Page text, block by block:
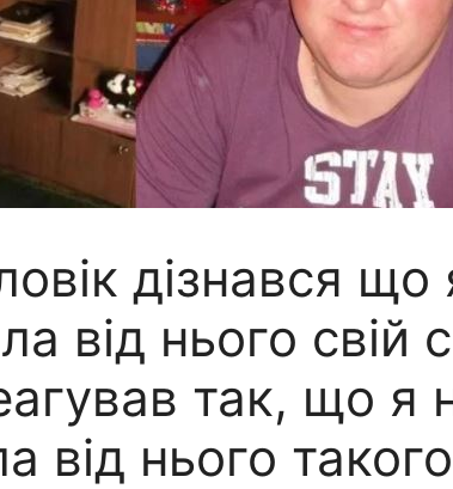
дізнався що
від нього свій
так, що я
від нього